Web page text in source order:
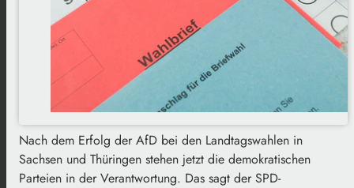
Nach dem Erfolg der AfD bei den Landtagswahlen in
Sachsen und Thüringen stehen jetzt die demokratischen
Parteien in der Verantwortung. Das sagt der SPD-